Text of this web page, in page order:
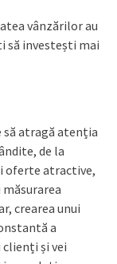
vânzărilor au
să investești mai
să atragă atenția
de la
oferte atractive,
crearea unui
a
și vei